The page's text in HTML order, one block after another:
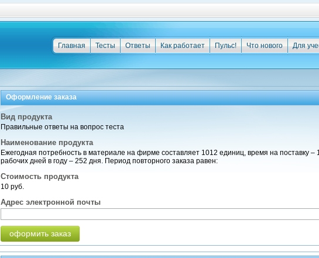
Для
Что нового
Пульс!
Как работает
Ответы
Тесты
Главная
Оформление заказа
Вид продукта
Правильные ответы на вопрос теста
Наименование продукта
Ежегодная потребность в материале на фирме составляет 1012 единиц, время на поставку –
рабочих дней в году – 252 дня. Период повторного заказа равен:
Стоимость продукта
10 руб.
Адрес электронной почты
оформить заказ